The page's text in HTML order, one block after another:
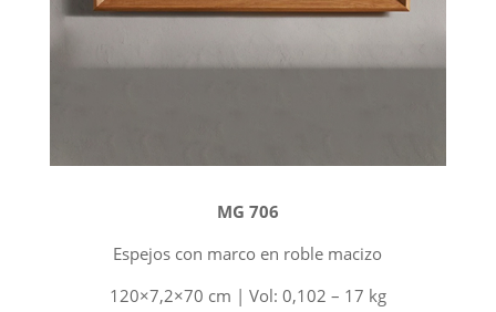
MG 706
Espejos con marco en roble macizo
120×7,2×70 cm | Vol: 0,102 – 17 kg